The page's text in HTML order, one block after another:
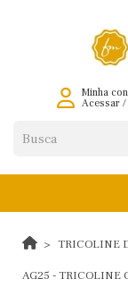
Minha
Acessar/
TRICOLINE
AG25 - TRICOLINE